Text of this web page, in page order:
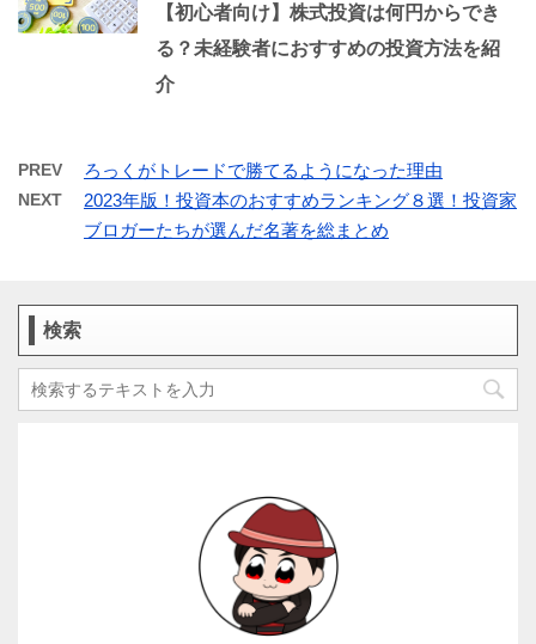
【初心者向け】株式投資は何円からでき
る？未経験者におすすめの投資方法を紹
介
PREV ろっくがトレードで勝てるようになった理由
NEXT
2023年版！投資本のおすすめランキング８選！投資家
ブロガーたちが選んだ名著を総まとめ
検索